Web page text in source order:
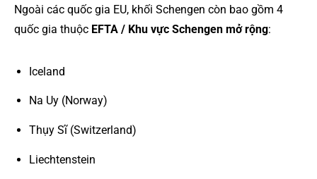
Ngoài các quốc gia EU, khối Schengen còn bao gồm 4
quốc gia thuộc EFTA / Khu vực Schengen mở rộng:
Iceland
Na Uy (Norway)
Thụy Sĩ (Switzerland)
Liechtenstein